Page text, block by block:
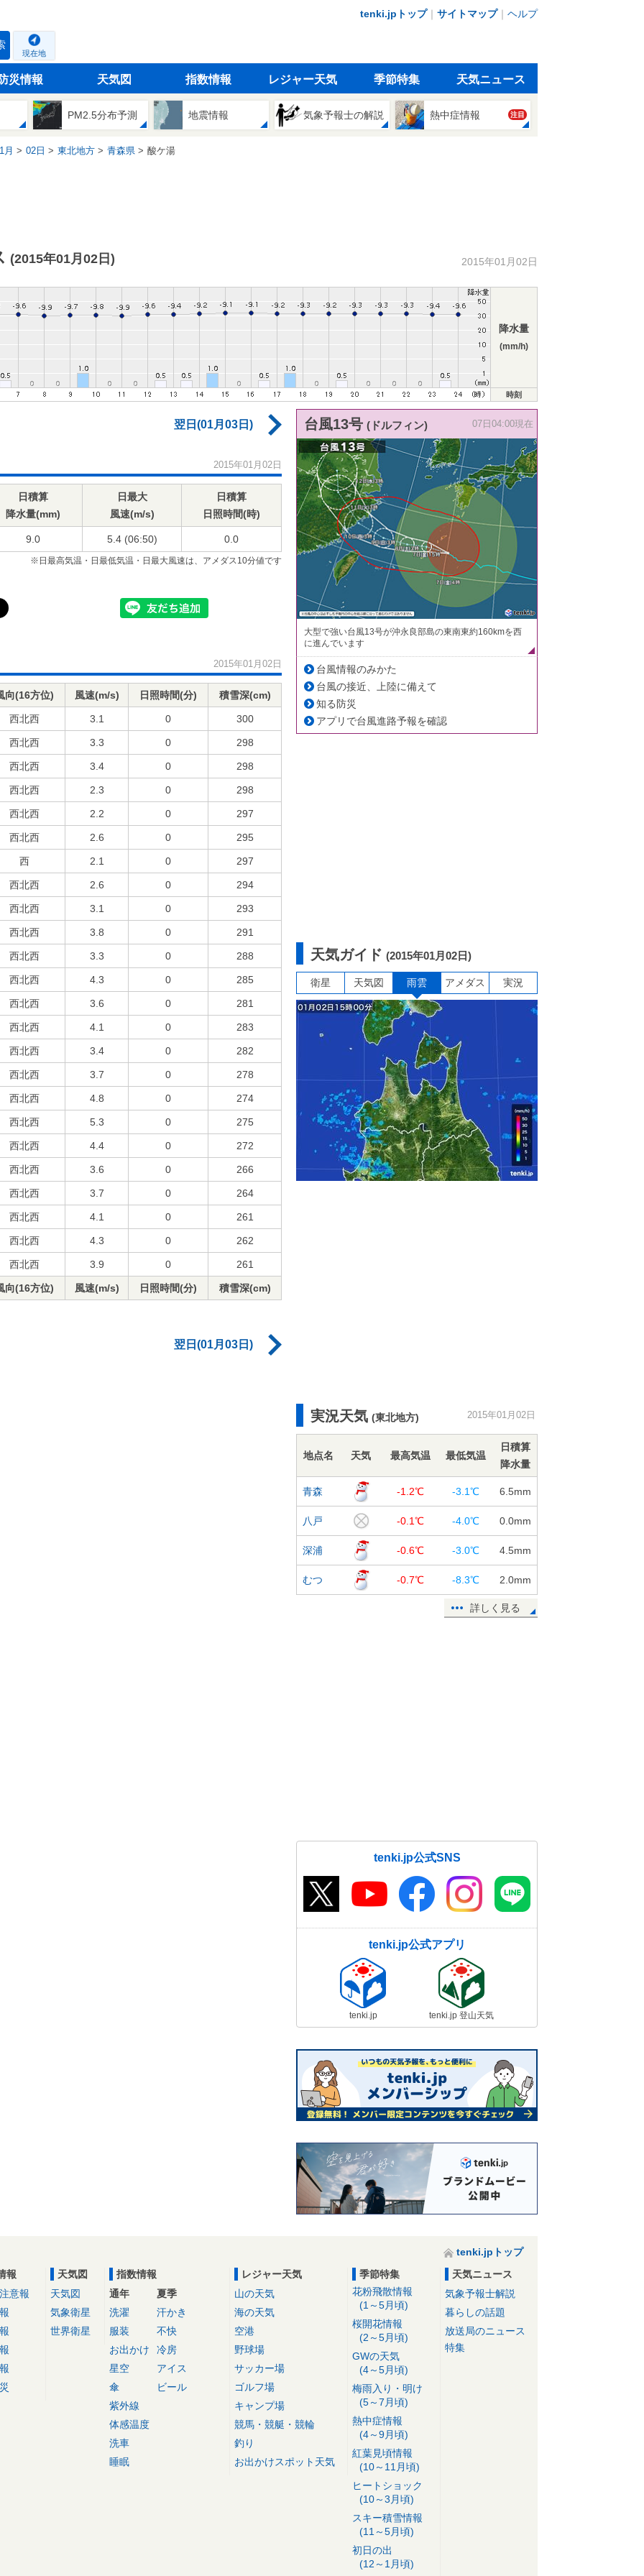
tenki.jpトップ｜ サイトマップ｜ ヘルプ
現在地
防災情報 天気図 指数情報 レジャー天気 季節特集 天気ニュース
PM2.5分布予測 地震情報 気象予報士の解説 熱中症情報 注目
月 02日 東北地方 青森県 酸ケ湯
(2015年01月02日) 2015年01月02日
降水量
(mm/h)
時刻
翌日(01月03日)
2015年01月02日
日積算
降水量(mm)
日最大
風速(m/s)
日積算
日照時間(時)
9.0 5.4 (06:50) 0.0
※日最高気温・日最低気温・日最大風速は、アメダス10分値です
2015年01月02日
向(16方位) 風速(m/s) 日照時間(分) 積雪深(cm)
西北西 3.1 0 300
西北西 3.3 0 298
西北西 3.4 0 298
西北西 2.3 0 298
西北西 2.2 0 297
西北西 2.6 0 295
西 2.1 0 297
西北西 2.6 0 294
西北西 3.1 0 293
西北西 3.8 0 291
西北西 3.3 0 288
西北西 4.3 0 285
西北西 3.6 0 281
西北西 4.1 0 283
西北西 3.4 0 282
西北西 3.7 0 278
西北西 4.8 0 274
西北西 5.3 0 275
西北西 4.4 0 272
西北西 3.6 0 266
西北西 3.7 0 264
西北西 4.1 0 261
西北西 4.3 0 262
西北西 3.9 0 261
向(16方位) 風速(m/s) 日照時間(分) 積雪深(cm)
翌日(01月03日)
台風13号 (ドルフィン) 07日04:00現在
大型で強い台風13号が沖永良部島の東南東約160kmを西
に進んでいます
台風情報のみかた
台風の接近、上陸に備えて
知る防災
アプリで台風進路予報を確認
天気ガイド (2015年01月02日)
衛星 天気図 雨雲 アメダス 実況
実況天気 (東北地方) 2015年01月02日
地点名 天気 最高気温 最低気温
日積算
降水量
青森 -1.2℃ -3.1℃ 6.5mm
八戸 -0.1℃ -4.0℃ 0.0mm
深浦 -0.6℃ -3.0℃ 4.5mm
むつ -0.7℃ -8.3℃ 2.0mm
詳しく見る
tenki.jp公式SNS
tenki.jp公式アプリ
tenki.jp tenki.jp 登山天気
tenki.jpトップ
報
意報
天気図
天気図
気象衛星
世界衛星
指数情報
通年
洗濯
服装
お出かけ
星空
傘
紫外線
体感温度
洗車
睡眠
夏季
汗かき
不快
冷房
アイス
ビール
レジャー天気
山の天気
海の天気
空港
野球場
サッカー場
ゴルフ場
キャンプ場
競馬・競艇・競輪
釣り
お出かけスポット天気
季節特集
花粉飛散情報
(1～5月頃)
桜開花情報
(2～5月頃)
GWの天気
(4～5月頃)
梅雨入り・明け
(5～7月頃)
熱中症情報
(4～9月頃)
紅葉見頃情報
(10～11月頃)
ヒートショック
(10～3月頃)
スキー積雪情報
(11～5月頃)
初日の出
(12～1月頃)
天気ニュース
気象予報士解説
暮らしの話題
放送局のニュース
特集